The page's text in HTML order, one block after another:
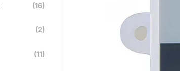
(16)
(2)
(11)